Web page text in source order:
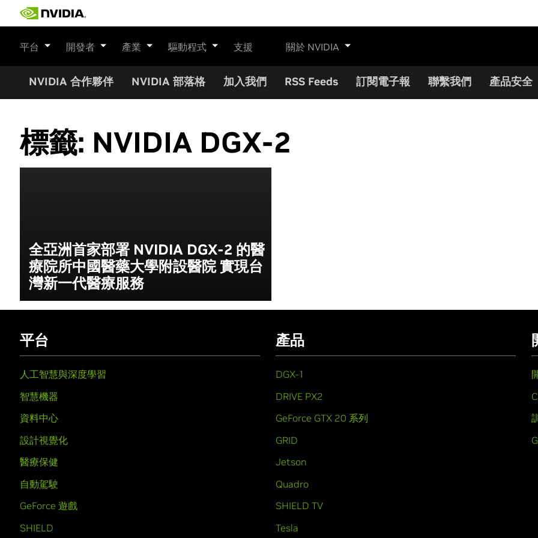
平台 開發者 產業 驅動程式 支援 關於 NVIDIA
NVIDIA 合作夥伴 NVIDIA 部落格 加入我們 RSS Feeds 訂閱電子報 聯繫我們 產品安全
標籤: NVIDIA DGX-2
全亞洲首家部署 NVIDIA DGX-2 的醫
療院所中國醫藥大學附設醫院 實現台
灣新一代醫療服務
平台
人工智慧與深度學習
智慧機器
資料中心
設計視覺化
醫療保健
自動駕駛
GeForce 遊戲
SHIELD
產品
DGX-1
DRIVE PX2
GeForce GTX 20 系列
GRID
Jetson
Quadro
SHIELD TV
Tesla